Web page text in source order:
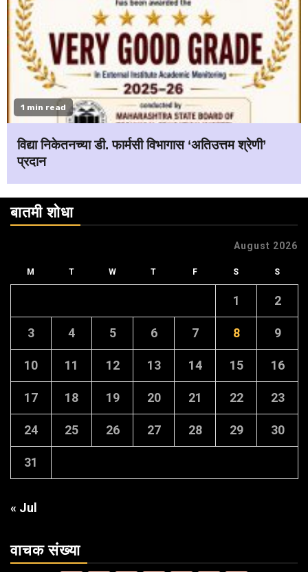
1 min read
विद्या निकेतनच्या डी. फार्मसी विभागास ‘अतिउत्तम श्रेणी’
प्रदान
बातमी शोधा
August 2026
M T W T F S S
1 2
3 4 5 6 7 8 9
10 11 12 13 14 15 16
17 18 19 20 21 22 23
24 25 26 27 28 29 30
31
« Jul
वाचक संख्या